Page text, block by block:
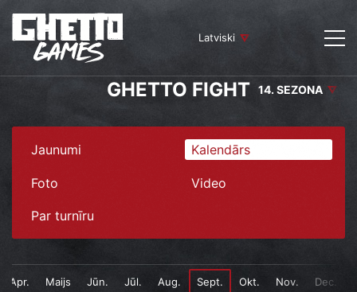
Latviski
GHETTO FIGHT 14. SEZONA
Jaunumi Kalendārs
Foto Video
Par turnīru
Apr. Maijs Jūn. Jūl. Aug. Sept. Okt. Nov. Dec.